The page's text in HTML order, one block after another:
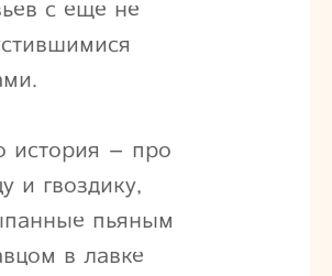
с еще не
история – про
и гвоздику,
пьяным
в лавке